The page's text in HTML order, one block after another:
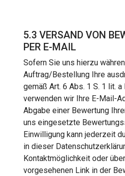
5.3 VERSAND VON
PER E-MAIL
Sofern Sie uns hierzu
Auftrag/Bestellung Ihre
gemäß Art. 6 Abs. 1 S. 1 lit. a
verwenden wir Ihre E-Mail-
Abgabe einer Bewertung
uns eingesetzte
Einwilligung kann jederzeit
in dieser
Kontaktmöglichkeit oder
vorgesehenen Link in der